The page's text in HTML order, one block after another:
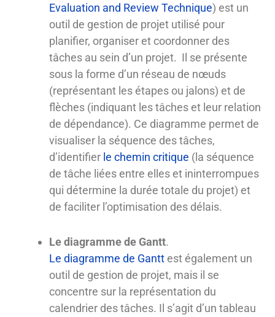
Evaluation and Review Technique) est un
outil de gestion de projet utilisé pour
planifier, organiser et coordonner des
tâches au sein d’un projet. Il se présente
sous la forme d’un réseau de nœuds
(représentant les étapes ou jalons) et de
flèches (indiquant les tâches et leur relation
de dépendance). Ce diagramme permet de
visualiser la séquence des tâches,
d’identifier le chemin critique (la séquence
de tâche liées entre elles et ininterrompues
qui détermine la durée totale du projet) et
de faciliter l’optimisation des délais.
Le diagramme de Gantt.
Le diagramme de Gantt est également un
outil de gestion de projet, mais il se
concentre sur la représentation du
calendrier des tâches. Il s’agit d’un tableau